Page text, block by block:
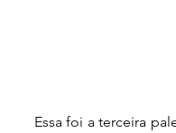
Essa foi a terceira